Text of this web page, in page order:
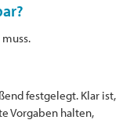
festgelegt. Klar ist,
Vorgaben halten,